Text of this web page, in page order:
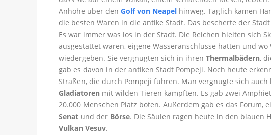
Anhöhe über denGolf von Neapel hinweg. Täglich kamen
die besten Waren in die antike Stadt. Das bescherte der
Es war immer was los in der Stadt. Die Reichen hielten sich
ausgestattet waren, eigene Wasseranschlüsse hatten und
wiedergeben. Sie vergnügten sich in ihrenThermalbädern,
gab es davon in der antiken Stadt Pompeji. Noch heute
Straßen, die durch Pompeji führen. Man vergnügte sich
Gladiatoren mit wilden Tieren kämpften. Es gab zwei
20.000 Menschen Platz boten. Außerdem gab es das Forum,
Senat und der Börse. Die Säulen ragen heute in den
Vulkan Vesuv.